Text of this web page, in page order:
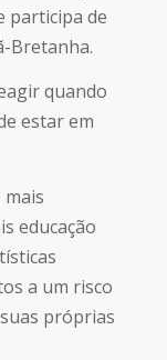
participa de
Bretanha.
quando
estar em
mais
educação
a um risco
próprias